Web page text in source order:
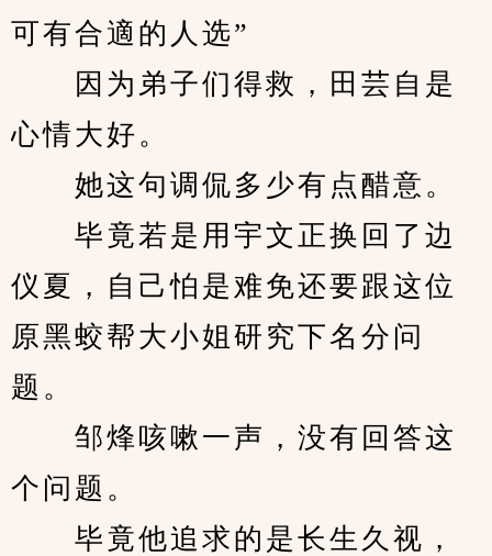
可有合適的人选”
因为弟子们得救，田芸自是
心情大好。
她这句调侃多少有点醋意。
毕竟若是用宇文正换回了边
仪夏，自己怕是难免还要跟这位
原黑蛟帮大小姐研究下名分问
题。
邹烽咳嗽一声，没有回答这
个问题。
毕竟他追求的是长生久视，